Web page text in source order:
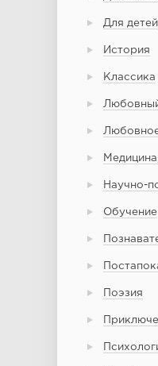
Для детей
История
Классика
Научно-
Обучение
Поэзия